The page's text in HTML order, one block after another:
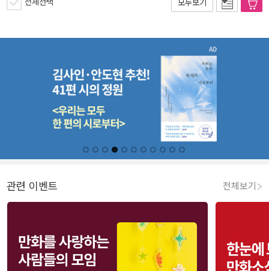
전체선택 모두보기
관련 이벤트 전체보기